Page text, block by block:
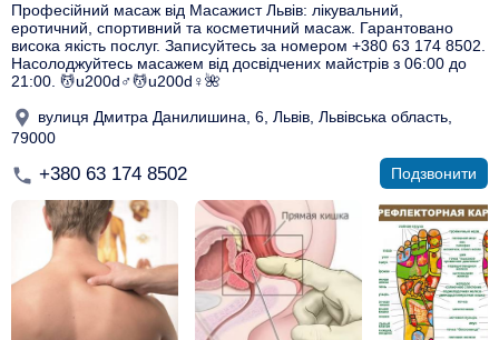
Професійний масаж від Масажист Львів: лікувальний,
еротичний, спортивний та косметичний масаж. Гарантовано
висока якість послуг. Записуйтесь за номером +380 63 174 8502.
Насолоджуйтесь масажем від досвідчених майстрів з 06:00 до
21:00. 💆u200d♂️💆u200d♀️🌺
вулиця Дмитра Данилишина, 6, Львів, Львівська область,
79000
+380 63 174 8502 Подзвонити